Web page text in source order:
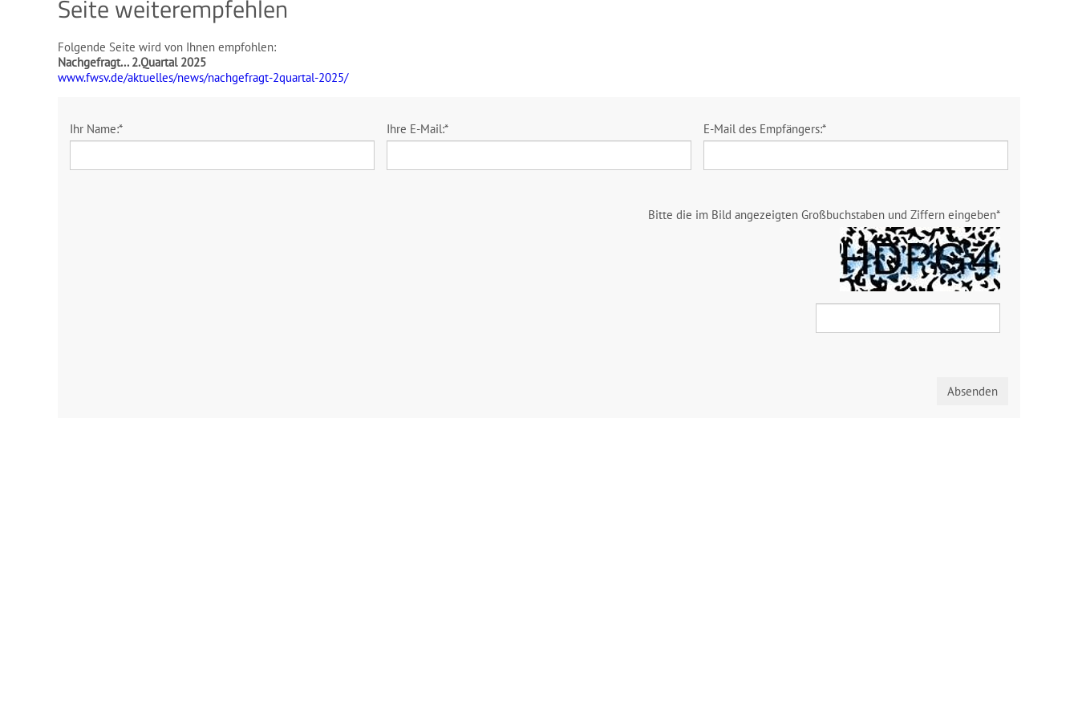
Seite weiterempfehlen
Folgende Seite wird von Ihnen empfohlen:
Nachgefragt... 2.Quartal 2025
www.fwsv.de/aktuelles/news/nachgefragt-2quartal-2025/
Ihr Name:* Ihre E-Mail:* E-Mail des Empfängers:*
Bitte die im Bild angezeigten Großbuchstaben und Ziffern eingeben*
Absenden